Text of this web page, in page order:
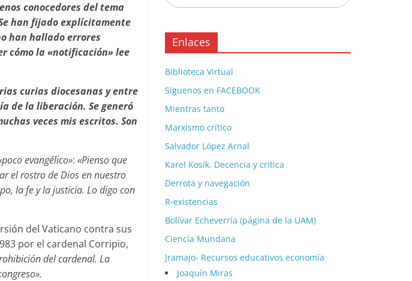
conocedores del tema
han fijado explícitamente
han hallado errores
cómo la «notificación» lee
curias diocesanas y entre
de la liberación. Se generó
veces mis escritos. Son
evangélico»: «Pienso que
el rostro de Dios en nuestro
la fe y la justicia. Lo digo con
del Vaticano contra sus
por el cardenal Corripio,
del cardenal. La
Enlaces
Biblioteca Virtual
Síguenos en FACEBOOK
Mientras tanto
Marxismo crítico
Salvador López Arnal
Karel Kosík. Decencia y crítica
Derrota y navegación
R-existencias
Bolívar Echeverría (página de la UAM)
Ciencía Mundana
Jramajo- Recursos educativos economía
Joaquín Miras